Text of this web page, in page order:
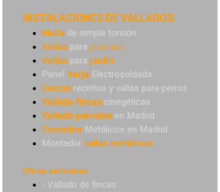
INSTALACIONES DE VALLADOS
Malla de simple torsión
Vallas para piscinas
Vallas para jardín
Panel Verja Electrosoldada
Cercas recintos y vallas para perros
Vallado fincas cinegéticas
Vallado parcelas en Madrid
Cercados Metálicos en Madrid
Montador vallas metálicas.
Otros servicios:
- Vallado de fincas